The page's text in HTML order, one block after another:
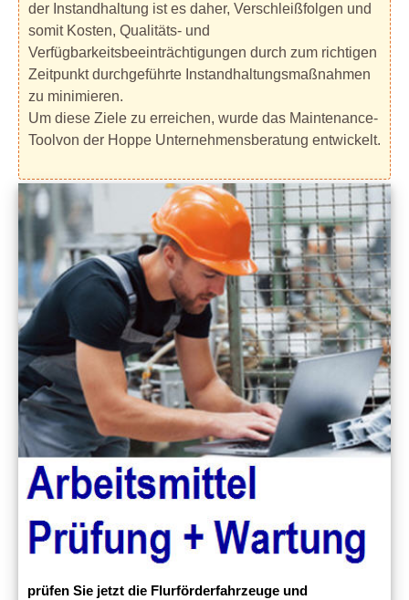
der Instandhaltung ist es daher, Verschleißfolgen und
somit Kosten, Qualitäts- und
Verfügbarkeitsbeeinträchtigungen durch zum richtigen
Zeitpunkt durchgeführte Instandhaltungsmaßnahmen
zu minimieren.
Um diese Ziele zu erreichen, wurde das Maintenance-
Toolvon der Hoppe Unternehmensberatung entwickelt.
prüfen Sie jetzt die Flurförderfahrzeuge und